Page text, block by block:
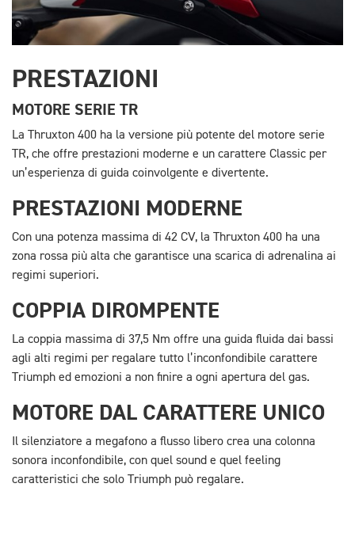
PRESTAZIONI
MOTORE SERIE TR
La Thruxton 400 ha la versione più potente del motore serie
TR, che offre prestazioni moderne e un carattere Classic per
un’esperienza di guida coinvolgente e divertente.
PRESTAZIONI MODERNE
Con una potenza massima di 42 CV, la Thruxton 400 ha una
zona rossa più alta che garantisce una scarica di adrenalina ai
regimi superiori.
COPPIA DIROMPENTE
La coppia massima di 37,5 Nm offre una guida fluida dai bassi
agli alti regimi per regalare tutto l’inconfondibile carattere
Triumph ed emozioni a non finire a ogni apertura del gas.
MOTORE DAL CARATTERE UNICO
Il silenziatore a megafono a flusso libero crea una colonna
sonora inconfondibile, con quel sound e quel feeling
caratteristici che solo Triumph può regalare.